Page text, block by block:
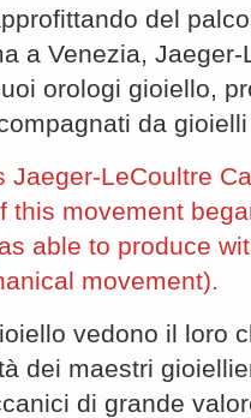
del
a Venezia, Jaeger-
orologi gioiello,
da
Jaeger-LeCoultre
this movement
able to produce
movement).
vedono il loro
dei maestri
di grande